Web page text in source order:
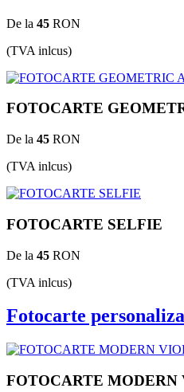
De la 45 RON
(TVA inlcus)
FOTOCARTE
De la 45 RON
(TVA inlcus)
FOTOCARTE SELFIE
De la 45 RON
(TVA inlcus)
Fotocarte
FOTOCARTE